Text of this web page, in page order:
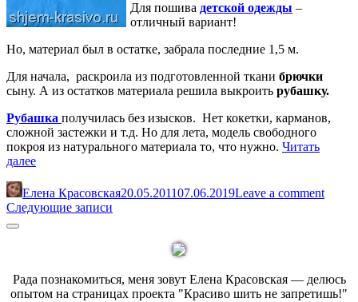
Для пошива детской одежды –
отличный вариант!
Но, материал был в остатке, забрала последние 1,5 м.
Для начала, раскроила из подготовленной ткани брючки
сыну. А из остатков материала решила выкроить рубашку.
Рубашка получилась без изысков. Нет кокетки, карманов,
сложной застежки и т.д. Но для лета, модель свободного
покроя из натурального материала то, что нужно. Читать
далее«Детская
МАСТЕР-
КЛАСС»
Елена Красовская20.05.201107.06.2019Leave a comment
Навигация
по
Следующие записи
Sidebar
Рада познакомиться, меня зовут Елена Красовская — делюсь
опытом на страницах проекта "Красиво шить не запретишь!"